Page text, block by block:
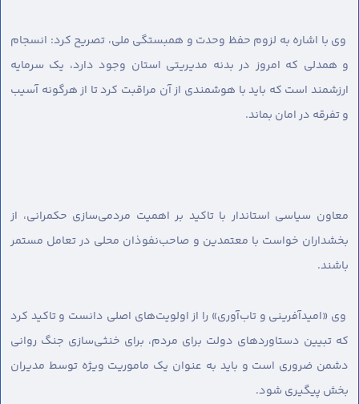
وی با اشاره به لزوم حفظ وحدت و همبستگی ملی، تصریح کرد: انسجام
و همدلی که امروز در بدنه مدیریتی استان وجود دارد، یک سرمایه
ارزشمند است که باید با هوشمندی از آن مراقبت کرد تا از هرگونه آسیب
و تفرقه در امان بماند.
معاون سیاسی استاندار با تاکید بر اهمیت مردمی‌سازی حکمرانی، از
بخشداران خواست با معتمدین و صاحب‌نفوذان محلی در تعامل مستمر
باشند.
وی «امیدآفرینی و تاب‌آوری» را از اولویت‌های اصلی دانست و تاکید کرد
که تبیین دستاوردهای دولت برای مردم، برای خنثی‌سازی جنگ روانی
دشمن ضروری است و باید به عنوان یک ماموریت ویژه توسط مدیران
بخش پیگیری شود.